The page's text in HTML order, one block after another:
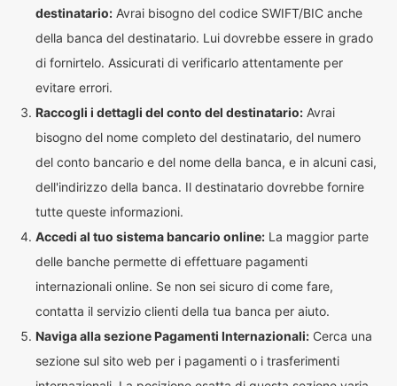
destinatario: Avrai bisogno del codice SWIFT/BIC anche
della banca del destinatario. Lui dovrebbe essere in grado
di fornirtelo. Assicurati di verificarlo attentamente per
evitare errori.
Raccogli i dettagli del conto del destinatario: Avrai
bisogno del nome completo del destinatario, del numero
del conto bancario e del nome della banca, e in alcuni casi,
dell'indirizzo della banca. Il destinatario dovrebbe fornire
tutte queste informazioni.
Accedi al tuo sistema bancario online: La maggior parte
delle banche permette di effettuare pagamenti
internazionali online. Se non sei sicuro di come fare,
contatta il servizio clienti della tua banca per aiuto.
Naviga alla sezione Pagamenti Internazionali: Cerca una
sezione sul sito web per i pagamenti o i trasferimenti